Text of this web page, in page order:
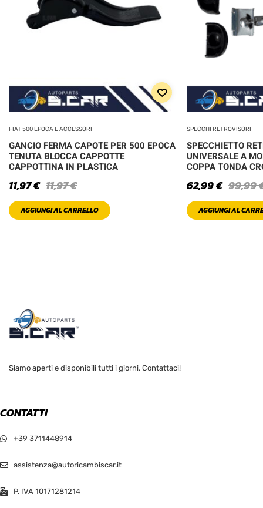
FIAT 500 EPOCA E ACCESSORI
GANCIO FERMA CAPOTE PER 500 EPOCA
TENUTA BLOCCA CAPPOTTE
CAPPOTTINA IN PLASTICA
11,97€
11,97€
AGGIUNGI AL CARRELLO
SPECCHI RETROVISORI
SPECCHIETTO
UNIVERSALE A
COPPA TONDA
99,99
62,99€
AGGIUNGI AL
Siamo aperti e disponibili tutti i giorni. Contattaci!
CONTATTI
+39 3711448914
assistenza@autoricambiscar.it
P. IVA 10171281214